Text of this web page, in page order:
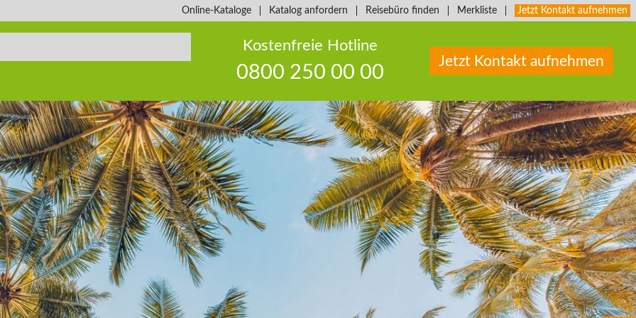
Online-Kataloge Katalog anfordern Reisebüro finden Merkliste Jetzt Kontakt aufnehmen
Kostenfreie Hotline
0800 250 00 00
Jetzt Kontakt aufnehmen